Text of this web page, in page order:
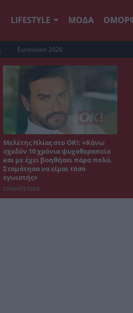
LIFESTYLE ΜΟΔΑ
Eurovision 2026
Μελέτης Ηλίας στο ΟΚ!: «Κάνω
σχεδόν 10 χρόνια ψυχοθεραπεία
και με έχει βοηθήσει πάρα πολύ.
Σταμάτησα να είμαι τόσο
εγωιστής»
ΣΥΝΕΝΤΕΥΞΕΙΣ